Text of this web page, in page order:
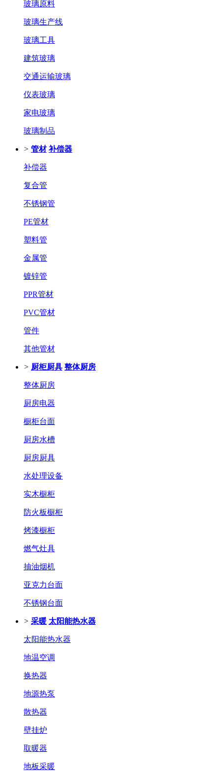
玻璃原料
玻璃生产线
玻璃工具
建筑玻璃
交通运输玻璃
仪表玻璃
家电玻璃
玻璃制品
> 管材 补偿器
补偿器
复合管
不锈钢管
PE管材
塑料管
金属管
镀锌管
PPR管材
PVC管材
管件
其他管材
> 厨柜厨具 整体厨房
整体厨房
厨房电器
橱柜台面
厨房水槽
厨房厨具
水处理设备
实木橱柜
防火板橱柜
烤漆橱柜
燃气灶具
抽油烟机
亚克力台面
不锈钢台面
> 采暖 太阳能热水器
太阳能热水器
地温空调
换热器
地源热泵
散热器
壁挂炉
取暖器
地板采暖